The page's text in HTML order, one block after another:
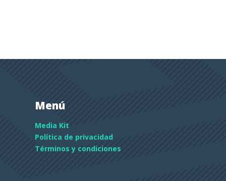
Menú
Media Kit
Política de privacidad
Términos y condiciones